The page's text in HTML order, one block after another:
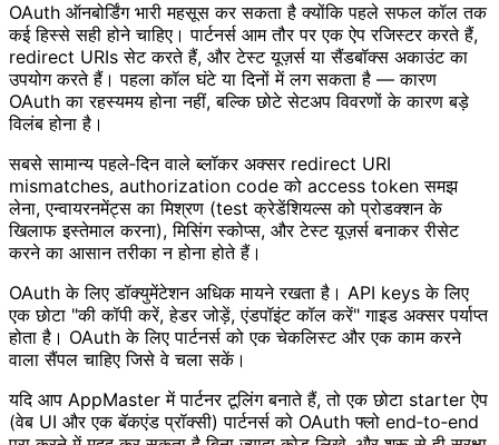
OAuth ऑनबोर्डिंग भारी महसूस कर सकता है क्योंकि पहले सफल कॉल तक
कई हिस्से सही होने चाहिए। पार्टनर्स आम तौर पर एक ऐप रजिस्टर करते हैं,
redirect URIs सेट करते हैं, और टेस्ट यूज़र्स या सैंडबॉक्स अकाउंट का
उपयोग करते हैं। पहला कॉल घंटे या दिनों में लग सकता है — कारण
OAuth का रहस्यमय होना नहीं, बल्कि छोटे सेटअप विवरणों के कारण बड़े
विलंब होना है।
सबसे सामान्य पहले‑दिन वाले ब्लॉकर अक्सर redirect URI
mismatches, authorization code को access token समझ
लेना, एन्वायरनमेंट्स का मिश्रण (test क्रेडेंशियल्स को प्रोडक्शन के
खिलाफ इस्तेमाल करना), मिसिंग स्कोप्स, और टेस्ट यूज़र्स बनाकर रीसेट
करने का आसान तरीका न होना होते हैं।
OAuth के लिए डॉक्युमेंटेशन अधिक मायने रखता है। API keys के लिए
एक छोटा "की कॉपी करें, हेडर जोड़ें, एंडपॉइंट कॉल करें" गाइड अक्सर पर्याप्त
होता है। OAuth के लिए पार्टनर्स को एक चेकलिस्ट और एक काम करने
वाला सैंपल चाहिए जिसे वे चला सकें।
यदि आप AppMaster में पार्टनर टूलिंग बनाते हैं, तो एक छोटा starter ऐप
(वेब UI और एक बॅकएंड प्रॉक्सी) पार्टनर्स को OAuth फ्लो end‑to‑end